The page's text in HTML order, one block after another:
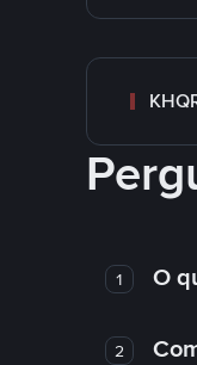
1 O
2